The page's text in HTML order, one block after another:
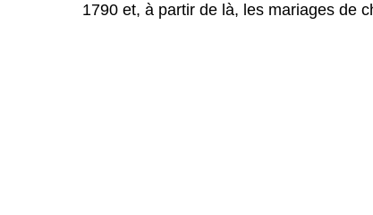
1790 et, à partir de là, les mariages de